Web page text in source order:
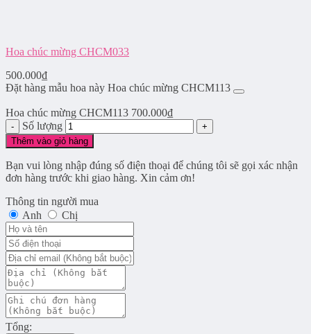
Hoa chúc mừng CHCM033
500.000₫
Đặt hàng mẫu hoa này Hoa chúc mừng CHCM113
Hoa chúc mừng CHCM113 700.000₫
Số lượng
Thêm vào giỏ hàng
Bạn vui lòng nhập đúng số điện thoại để chúng tôi sẽ gọi xác nhận
đơn hàng trước khi giao hàng. Xin cảm ơn!
Thông tin người mua
Anh
Chị
Tổng: